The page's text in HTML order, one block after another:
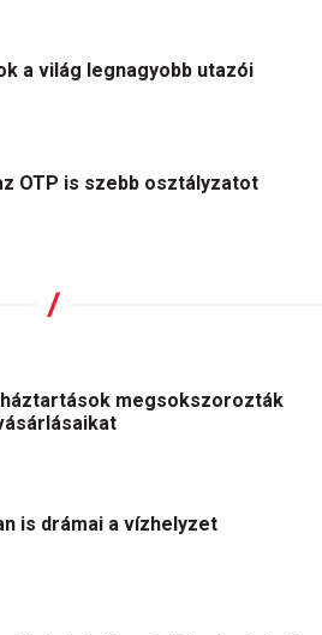
a világ legnagyobb utazói
OTP is szebb osztályzatot
megsokszorozták
is drámai a vízhelyzet